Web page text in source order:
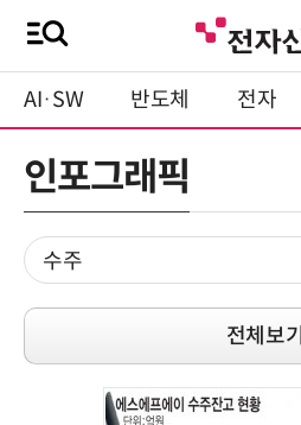
AI·SW 반도체 전자
인포그래픽
전체보기